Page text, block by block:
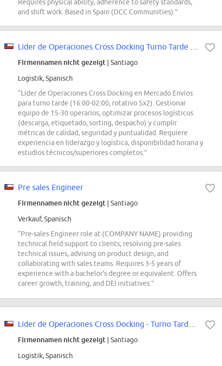
Requires physical ability, adherence to safety standards,
and shift work. Based in Spain (DCC Communities).”
Firmennamen nicht gezeigt | Santiago
Logistik, Spanisch
“Líder de Operaciones Cross Docking en Mercado Envíos
para turno tarde (16:00-02:00, rotativo 5x2). Gestionar
equipo de 15-30 operarios, optimizar procesos logísticos
(descarga, etiquetado, sorting, despacho) y cumplir
métricas de calidad, seguridad y puntualidad. Requiere
experiencia en liderazgo y logística, disponibilidad horaria y
estudios técnicos/superiores completos.”
Pre sales Engineer
Firmennamen nicht gezeigt | Santiago
Verkauf, Spanisch
“Pre-sales Engineer role at (COMPANY NAME) providing
technical field support to clients, resolving pre-sales
technical issues, advising on product design, and
collaborating with sales teams. Requires 3-5 years of
experience with a bachelor's degree or equivalent. Offers
career growth, training, and DEI initiatives.”
Firmennamen nicht gezeigt | Santiago
Logistik, Spanisch